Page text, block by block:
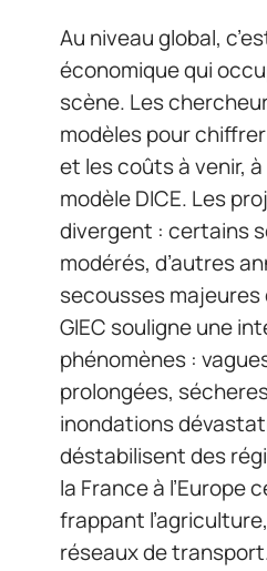
Au niveau global,
économique qui
scène. Les
modèles pour
et les coûts à venir, à
modèle DICE. Les
divergent : certains
modérés, d’autres
secousses majeures
GIEC souligne une
phénomènes :
prolongées,
inondations
déstabilisent des
la France à l’Europe
frappant
réseaux de